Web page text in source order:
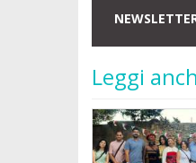
Leggi